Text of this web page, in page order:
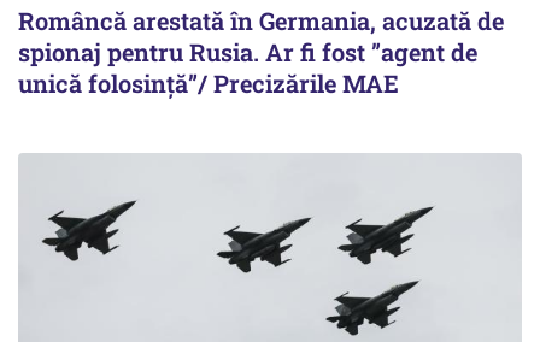
Româncă arestată în Germania, acuzată de
spionaj pentru Rusia. Ar fi fost ”agent de
unică folosință”/ Precizările MAE